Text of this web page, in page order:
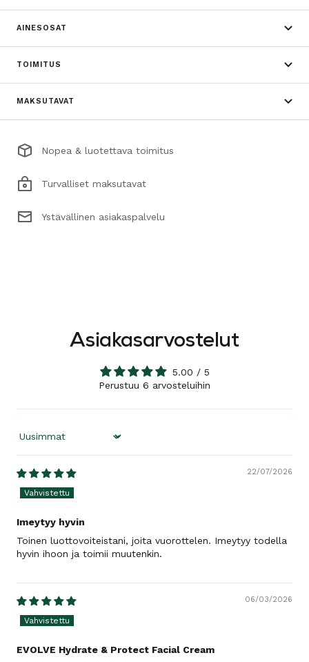
AINESOSAT
TOIMITUS
MAKSUTAVAT
Nopea & luotettava toimitus
Turvalliset maksutavat
Ystävällinen asiakaspalvelu
Asiakasarvostelut
5.00 / 5
Perustuu 6 arvosteluihin
Sort by
22/07/2026
Imeytyy hyvin
Toinen luottovoiteistani, joita vuorottelen. Imeytyy todella
hyvin ihoon ja toimii muutenkin.
06/03/2026
EVOLVE Hydrate & Protect Facial Cream